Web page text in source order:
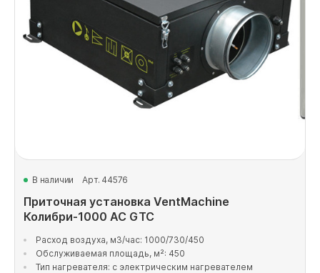
В наличии Арт. 44576
Приточная установка VentMachine
Колибри-1000 AC GTC
Расход воздуха, м3/час: 1000/730/450
Обслуживаемая площадь, м²: 450
Тип нагревателя: с электрическим нагревателем